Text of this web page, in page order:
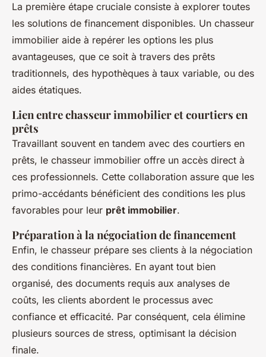
La première étape cruciale consiste à explorer toutes
les solutions de financement disponibles. Un chasseur
immobilier aide à repérer les options les plus
avantageuses, que ce soit à travers des prêts
traditionnels, des hypothèques à taux variable, ou des
aides étatiques.
Lien entre chasseur immobilier et courtiers en
prêts
Travaillant souvent en tandem avec des courtiers en
prêts, le chasseur immobilier offre un accès direct à
ces professionnels. Cette collaboration assure que les
primo-accédants bénéficient des conditions les plus
favorables pour leur prêt immobilier.
Préparation à la négociation de financement
Enfin, le chasseur prépare ses clients à la négociation
des conditions financières. En ayant tout bien
organisé, des documents requis aux analyses de
coûts, les clients abordent le processus avec
confiance et efficacité. Par conséquent, cela élimine
plusieurs sources de stress, optimisant la décision
finale.